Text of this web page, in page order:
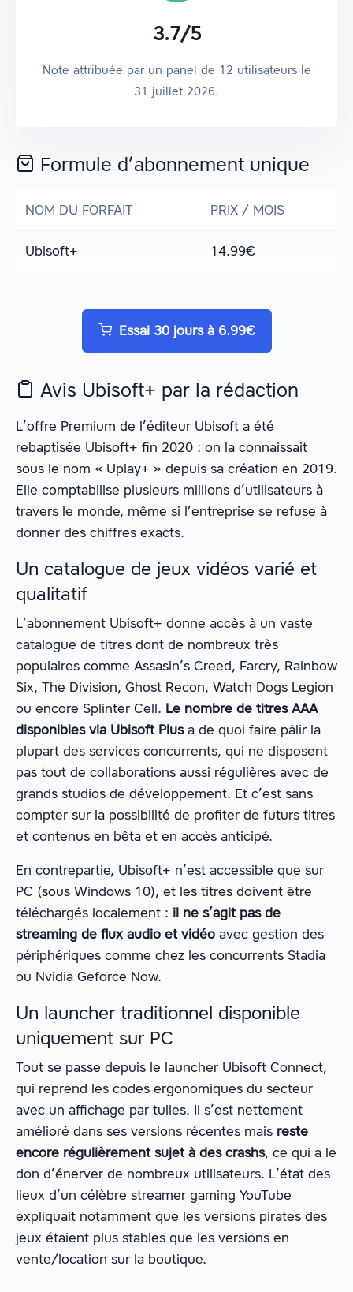
3.7/5
Note attribuée par un panel de 12 utilisateurs le
31 juillet 2026.
Formule d’abonnement unique
NOM DU FORFAIT PRIX / MOIS
Ubisoft+ 14.99€
Essai 30 jours à 6.99€
Avis Ubisoft+ par la rédaction
L’offre Premium de l’éditeur Ubisoft a été
rebaptisée Ubisoft+ fin 2020 : on la connaissait
sous le nom « Uplay+ » depuis sa création en 2019.
Elle comptabilise plusieurs millions d’utilisateurs à
travers le monde, même si l’entreprise se refuse à
donner des chiffres exacts.
Un catalogue de jeux vidéos varié et
qualitatif
L’abonnement Ubisoft+ donne accès à un vaste
catalogue de titres dont de nombreux très
populaires comme Assasin’s Creed, Farcry, Rainbow
Six, The Division, Ghost Recon, Watch Dogs Legion
ou encore Splinter Cell. Le nombre de titres AAA
disponibles via Ubisoft Plusa de quoi faire pâlir la
plupart des services concurrents, qui ne disposent
pas tout de collaborations aussi régulières avec de
grands studios de développement. Et c’est sans
compter sur la possibilité de profiter de futurs titres
et contenus en bêta et en accès anticipé.
En contrepartie, Ubisoft+ n’est accessible que sur
PC (sous Windows 10), et les titres doivent être
téléchargés localement : il ne s’agit pas de
streaming de flux audio et vidéo avec gestion des
périphériques comme chez les concurrents Stadia
ou Nvidia Geforce Now.
Un launcher traditionnel disponible
uniquement sur PC
Tout se passe depuis le launcher Ubisoft Connect,
qui reprend les codes ergonomiques du secteur
avec un affichage par tuiles. Il s’est nettement
amélioré dans ses versions récentes mais reste
encore régulièrement sujet à des crashs, ce qui a le
don d’énerver de nombreux utilisateurs. L’état des
lieux d’un célèbre streamer gaming YouTube
expliquait notamment que les versions pirates des
jeux étaient plus stables que les versions en
vente/location sur la boutique.